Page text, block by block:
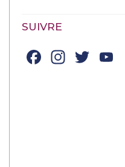
SUIVRE
Facebook